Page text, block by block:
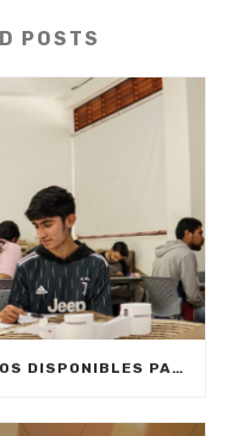
POSTS
EN MEDELLÍN HAY 9.500 CUPOS DISPONIBLES PARA EDUCACIÓN SUPERIOR